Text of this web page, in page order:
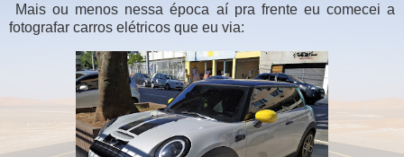
Mais ou menos nessa época aí pra frente eu comecei a
fotografar carros elétricos que eu via: